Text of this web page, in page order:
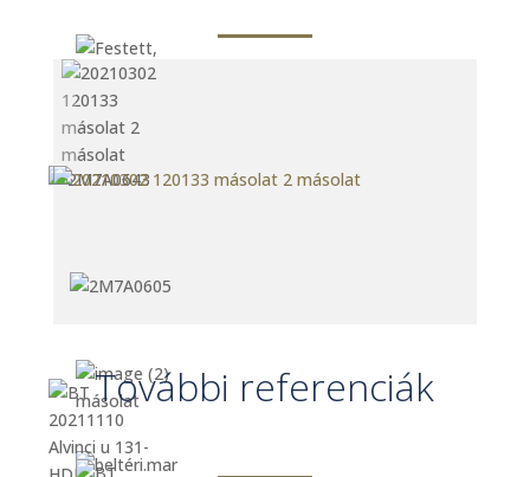
További referenciák